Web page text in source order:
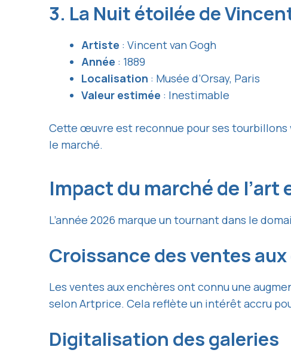
3. La Nuit étoilée de
Artiste : Vincent van Gogh
Année : 1889
Localisation : Musée d’Orsay, Paris
Valeur estimée : Inestimable
Cette œuvre est reconnue pour ses tourbillons
le marché.
Impact du marché de l’art
L’année 2026 marque un tournant dans le
Croissance des ventes
Les ventes aux enchères ont connu une
selon Artprice. Cela reflète un intérêt accru
Digitalisation des galeries